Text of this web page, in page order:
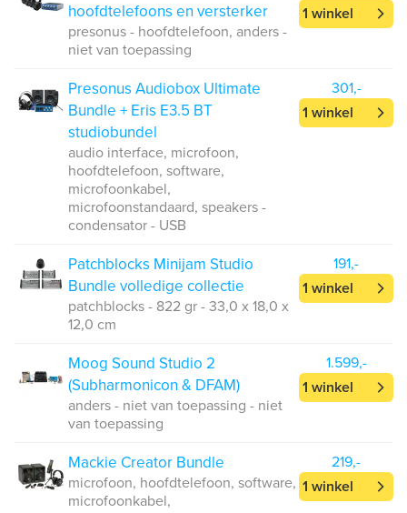
hoofdtelefoons en versterker
presonus - hoofdtelefoon, anders -
niet van toepassing
1 winkel
Presonus Audiobox Ultimate
Bundle + Eris E3.5 BT
studiobundel
audio interface, microfoon,
hoofdtelefoon, software,
microfoonkabel,
microfoonstandaard, speakers -
condensator - USB
301,-
1 winkel
Patchblocks Minijam Studio
Bundle volledige collectie
patchblocks - 822 gr - 33,0 x 18,0 x
12,0 cm
191,-
1 winkel
Moog Sound Studio 2
(Subharmonicon & DFAM)
anders - niet van toepassing - niet
van toepassing
1.599,-
1 winkel
Mackie Creator Bundle
microfoon, hoofdtelefoon, software,
microfoonkabel,
219,-
1 winkel